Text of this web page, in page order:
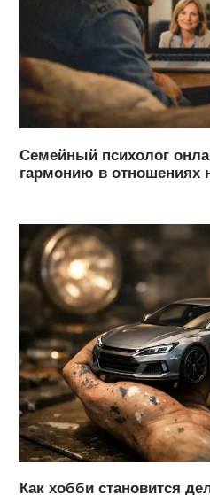
Семейный психолог
гармонию в отношениях
Как хобби становится